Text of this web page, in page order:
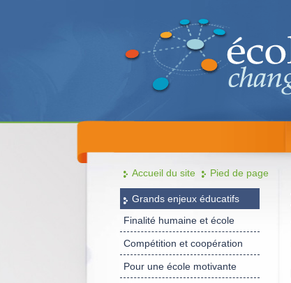
Accueil du site Pied de page
Grands enjeux éducatifs
Finalité humaine et école
Compétition et coopération
Pour une école motivante